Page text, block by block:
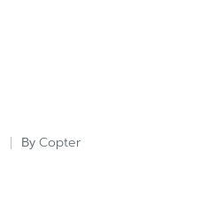
Posted
By Copter